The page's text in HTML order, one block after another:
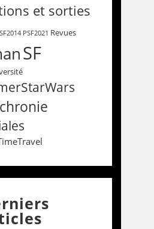
et sorties
PSF2021 Revues
SF